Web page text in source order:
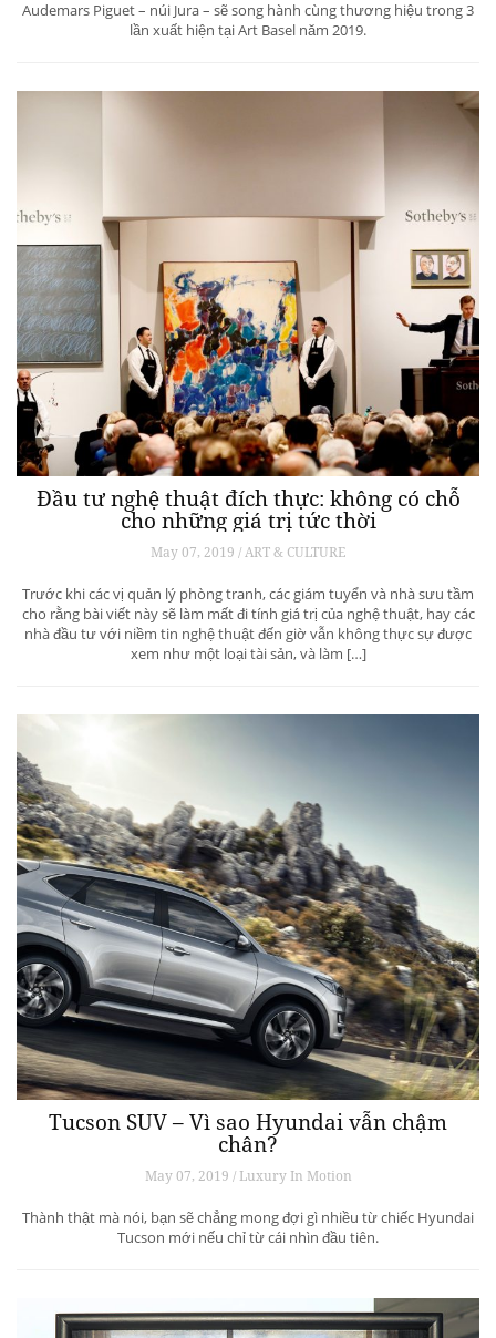
Audemars Piguet – núi Jura – sẽ song hành cùng thương hiệu trong 3
lần xuất hiện tại Art Basel năm 2019.
Đầu tư nghệ thuật đích thực: không có chỗ
cho những giá trị tức thời
May 07, 2019 / ART & CULTURE
Trước khi các vị quản lý phòng tranh, các giám tuyển và nhà sưu tầm
cho rằng bài viết này sẽ làm mất đi tính giá trị của nghệ thuật, hay các
nhà đầu tư với niềm tin nghệ thuật đến giờ vẫn không thực sự được
xem như một loại tài sản, và làm […]
Tucson SUV – Vì sao Hyundai vẫn chậm
chân?
May 07, 2019 / Luxury In Motion
Thành thật mà nói, bạn sẽ chẳng mong đợi gì nhiều từ chiếc Hyundai
Tucson mới nếu chỉ từ cái nhìn đầu tiên.